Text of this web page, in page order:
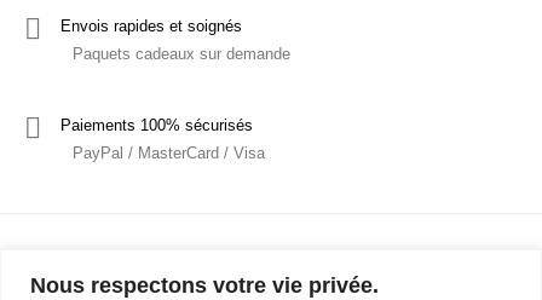
Nous respectons votre vie privée.
Envois rapides et soignés
Paquets cadeaux sur demande
Paiements 100% sécurisés
PayPal / MasterCard / Visa